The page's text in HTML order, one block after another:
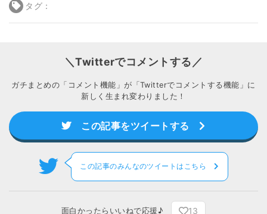
タグ：
＼Twitterでコメントする／
ガチまとめの「コメント機能」が「Twitterでコメントする機能」に
新しく生まれ変わりました！
この記事をツイートする
この記事のみんなのツイートはこちら
面白かったらいいねで応援♪ 13